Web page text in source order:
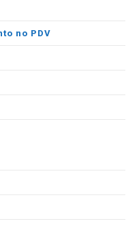
no PDV